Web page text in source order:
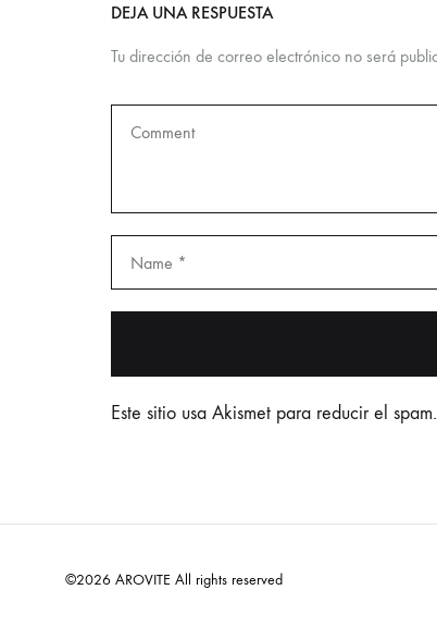
DEJA UNA RESPUESTA
Tu dirección de correo electrónico no será
Este sitio usa Akismet para reducir el spam.
©2026 AROVITE All rights reserved